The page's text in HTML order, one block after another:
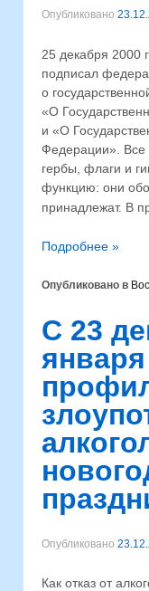
Опубликовано
25 декабря 2000
подписал
о
«О
и «О
Федерации». Все
гербы, флаги и
функцию: они
принадлежат. В
Подробнее »
Опубликовано в
С 23
Опубликовано
Как отказ от